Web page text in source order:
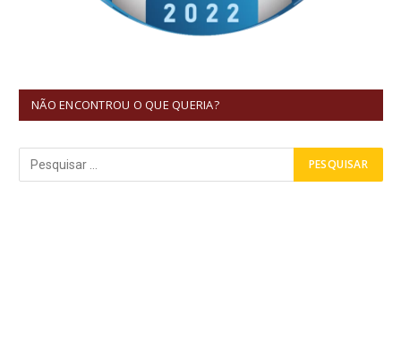
NÃO ENCONTROU O QUE QUERIA?